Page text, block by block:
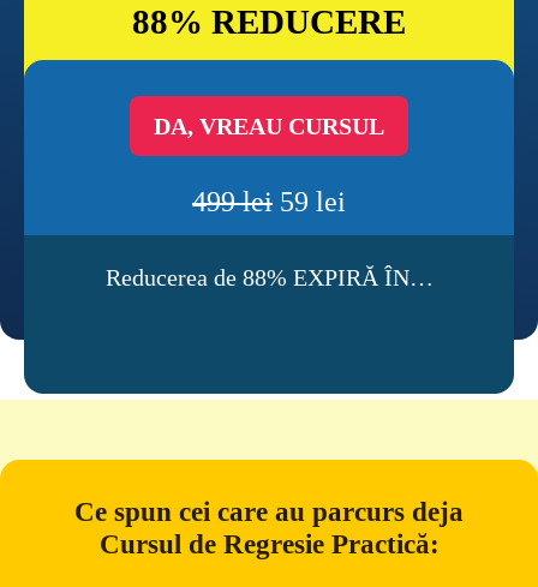
88% REDUCERE
DA, VREAU CURSUL
499 lei 59 lei
Reducerea de 88% EXPIRĂ ÎN…
Ce spun cei care au parcurs deja
Cursul de Regresie Practică: